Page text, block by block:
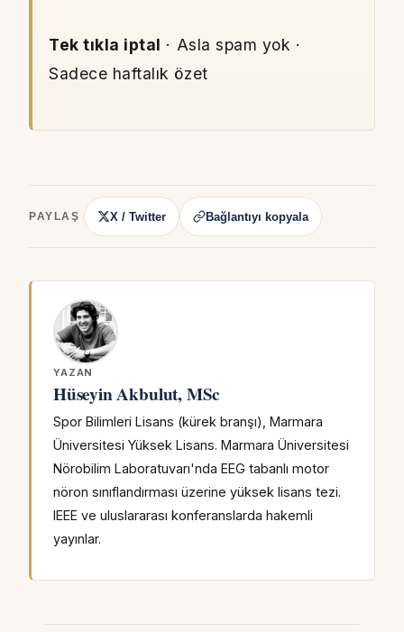
Tek tıkla iptal · Asla spam yok ·
Sadece haftalık özet
PAYLAŞ X / Twitter Bağlantıyı kopyala
YAZAN
Hüseyin Akbulut, MSc
Spor Bilimleri Lisans (kürek branşı), Marmara
Üniversitesi Yüksek Lisans. Marmara Üniversitesi
Nörobilim Laboratuvarı'nda EEG tabanlı motor
nöron sınıflandırması üzerine yüksek lisans tezi.
IEEE ve uluslararası konferanslarda hakemli
yayınlar.